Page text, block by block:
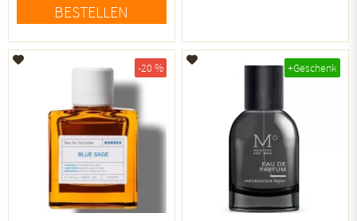
BESTELLEN
-20 % +Geschenk
Auf den Merkzettel